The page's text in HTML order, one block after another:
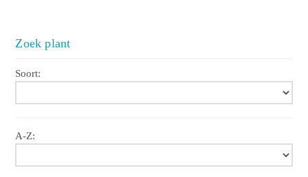
Zoek plant
Soort:
A-Z: